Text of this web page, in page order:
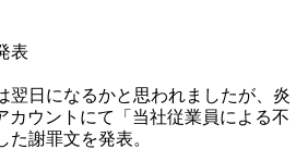
表
日になるかと思われましたが、炎
カウントにて「当社従業員による不
謝罪文を発表。